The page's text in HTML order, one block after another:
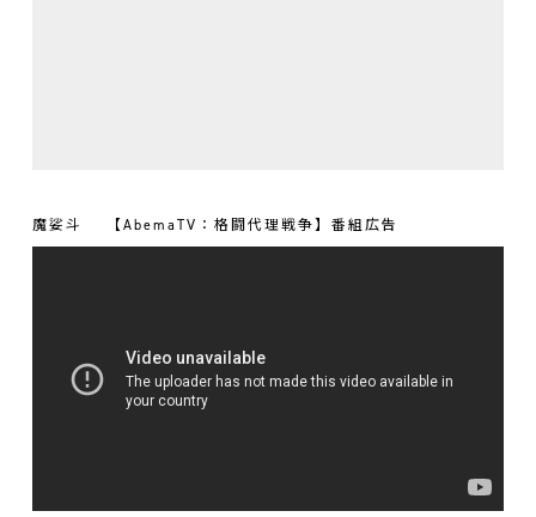
魔娑斗 【AbemaTV：格闘代理戦争】番組広告